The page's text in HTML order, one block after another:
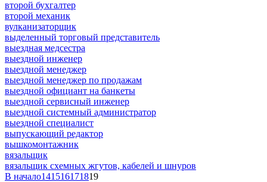
второй бухгалтер
второй механик
вулканизаторщик
выделенный торговый представитель
выездная медсестра
выездной инженер
выездной менеджер
выездной менеджер по продажам
выездной официант на банкеты
выездной сервисный инженер
выездной системный администратор
выездной специалист
выпускающий редактор
вышкомонтажник
вязальщик
вязальщик схемных жгутов, кабелей и шнуров
В начало141516171819